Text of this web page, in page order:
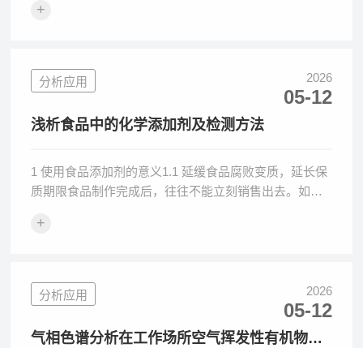
全问题越发严重。
+
分析应用 2026
05-12
浅析食品中的化学添加剂及检测方法
1 使用食品添加剂的意义1.1 延缓食品腐败变质，延长保
质期限食品制作完成后，往往不能立刻销售出去。如果
菌而迅速
+
分析应用 2026
05-12
气相色谱分析在工作场所空气挥发性有机物快